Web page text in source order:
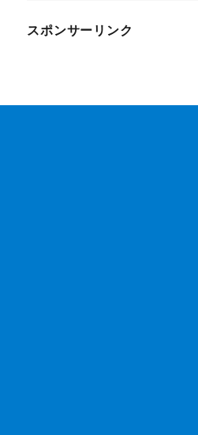
スポンサーリンク